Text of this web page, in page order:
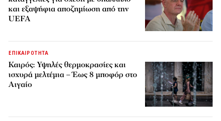
και εξαψήφια αποζημίωση από την
UEFA
ΕΠΙΚΑΙΡΟΤΗΤΑ
Καιρός: Υψηλές θερμοκρασίες και
ισχυρά μελτέμια – Έως 8 μποφόρ στο
Αιγαίο